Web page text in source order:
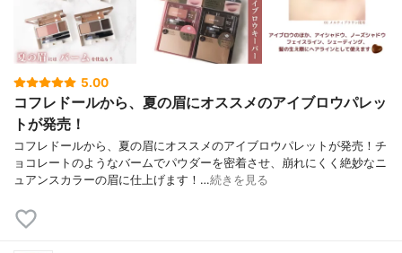
5.00
コフレドールから、夏の眉にオススメのアイブロウパレッ
トが発売！
コフレドールから、夏の眉にオススメのアイブロウパレットが発売！チ
ョコレートのようなバームでパウダーを密着させ、崩れにくく絶妙なニ
ュアンスカラーの眉に仕上げます！…続きを見る